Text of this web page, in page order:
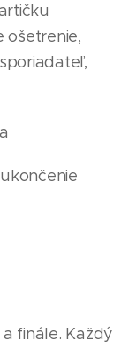
ošetrenie,
finále. Každý